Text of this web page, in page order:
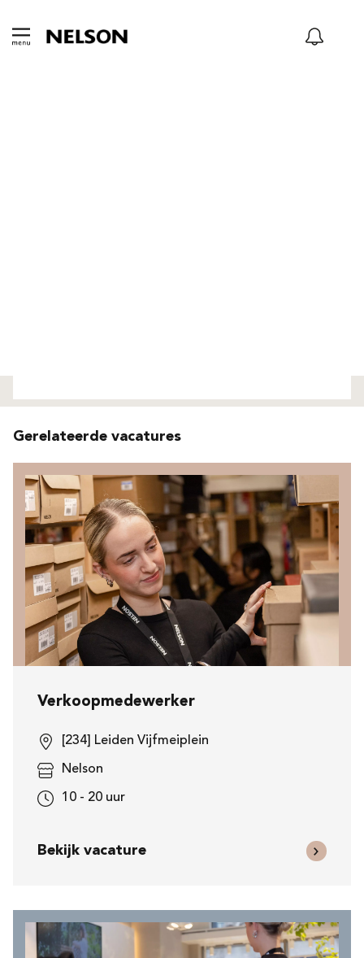
Gerelateerde vacatures
Verkoopmedewerker
[234] Leiden Vijfmeiplein
Nelson
10 - 20 uur
Bekijk vacature